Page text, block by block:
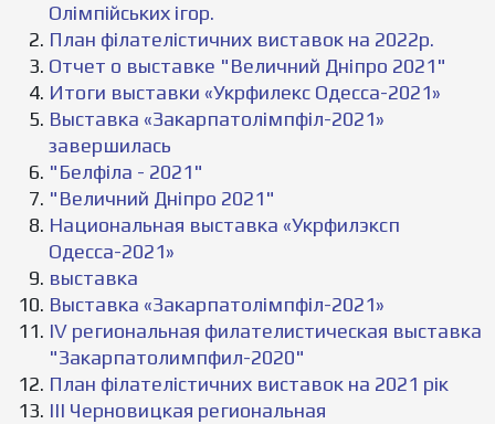
Олімпійських ігор.
План філателістичних виставок на 2022р.
Отчет о выставке "Величний Дніпро 2021"
Итоги выставки «Укрфилекс Одесса-2021»
Выставка «Закарпатолімпфіл-2021»
завершилась
"Белфіла - 2021"
"Величний Дніпро 2021"
Национальная выставка «Укрфилэксп
Одесса-2021»
выставка
Выставка «Закарпатолімпфіл-2021»
IV региональная филателистическая выставка
"Закарпатолимпфил-2020"
План філателістичних виставок на 2021 рік
III Черновицкая региональная